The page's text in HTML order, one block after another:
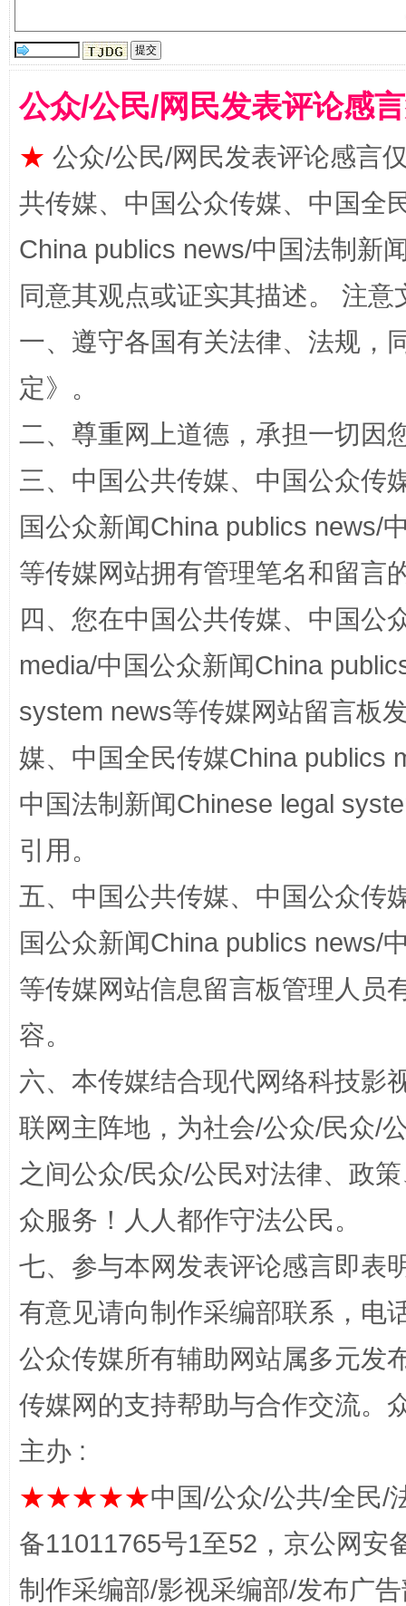
全民健身五年计划来了！等你上场
阿坝州三大球赛在茂县开幕 规模
国家大学科技园优化重塑工作
“蜀中异人”王建安的艺术幻境
完善运行机制助力责任有效落实 一纸欠
公众/公民/网民发表评论感
★ 公众/公民/网民发表评论感言
共传媒、中国公众传媒、中国全
China publics news/中国法制新
同意其观点或证实其描述。 注
一、遵守各国有关法律、法规，
定》。
二、尊重网上道德，承担一切因
三、中国公共传媒、中国公众传
国公众新闻China publics news/
等传媒网站拥有管理笔名和留言
四、您在中国公共传媒、中国公
media/中国公众新闻China
system news等传媒网站留言板
媒、中国全民传媒China publics
中国法制新闻Chinese legal
引用。
五、中国公共传媒、中国公众传
国公众新闻China publics news/
等传媒网站信息留言板管理人员
容。
六、本传媒结合现代网络科技影
联网主阵地，为社会/公众/民众/
之间公众/民众/公民对法律、政
众服务！人人都作守法公民。
七、参与本网发表评论感言即表
有意见请向制作采编部联系，电
公众传媒所有辅助网站属多元发
传媒网的支持帮助与合作交流。
主办 :
★★★★★中国/公众/公共/全民/
备11011765号1至52，京公网安
制作采编部/影视采编部/发布广